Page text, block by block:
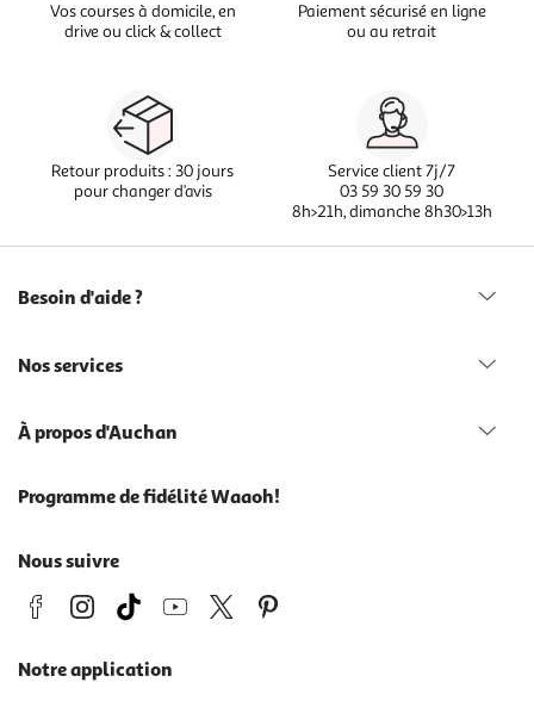
Vos courses à domicile, en
drive ou click & collect
Paiement sécurisé en ligne
ou au retrait
Retour produits : 30 jours
pour changer d’avis
Service client 7j/7
03 59 30 59 30
8h>21h, dimanche 8h30>13h
Besoin d'aide ?
Nos services
À propos d'Auchan
Programme de fidélité Waaoh!
Nous suivre
Notre application